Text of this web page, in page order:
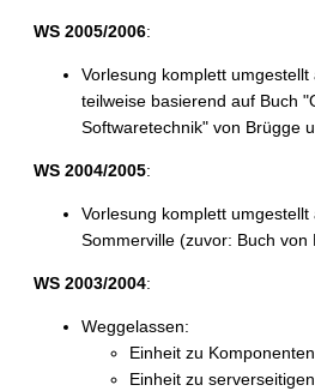
WS 2005/2006:
Vorlesung komplett
teilweise basierend auf Buch
Softwaretechnik" von Brügge
WS 2004/2005:
Vorlesung komplett
Sommerville (zuvor: Buch von
WS 2003/2004:
Weggelassen:
Einheit zu
Einheit zu